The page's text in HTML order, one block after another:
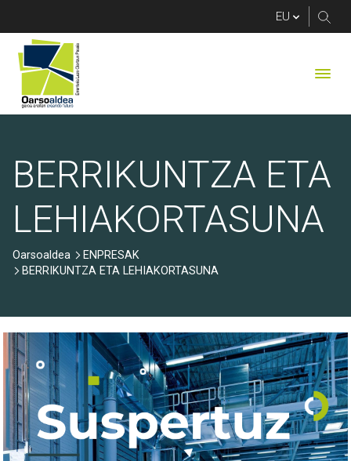
BERRIKUNTZA ETA
LEHIAKORTASUNA
Oarsoaldea
ENPRESAK
BERRIKUNTZA ETA LEHIAKORTASUNA